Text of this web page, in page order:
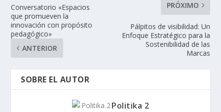
Conversatorio «Espacios
que promueven la
innovación con propósito
pedagógico»
ANTERIOR
PRÓXIMO
Pálpitos de visibilidad: Un
Enfoque Estratégico para la
Sostenibilidad de las
Marcas
SOBRE EL AUTOR
Politika 2